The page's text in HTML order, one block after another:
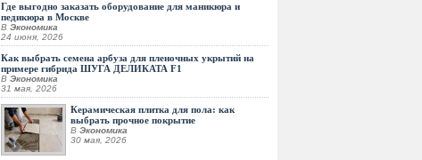
Где выгодно заказать оборудование для маникюра и
педикюра в Москве
В Экономика
24 июня, 2026
Как выбрать семена арбуза для пленочных укрытий на
примере гибрида ШУГА ДЕЛИКАТА F1
В Экономика
31 мая, 2026
Керамическая плитка для пола: как
выбрать прочное покрытие
В Экономика
30 мая, 2026